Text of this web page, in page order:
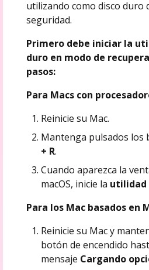
utilizando como disco duro
seguridad.
Primero debe iniciar la
duro en modo de
pasos:
Para Macs con
Reinicie su Mac.
Mantenga pulsados los
+ R.
Cuando aparezca la
macOS, inicie la utilidad
Para los Mac basados en
Reinicie su Mac y
botón de encendido
mensaje Cargando